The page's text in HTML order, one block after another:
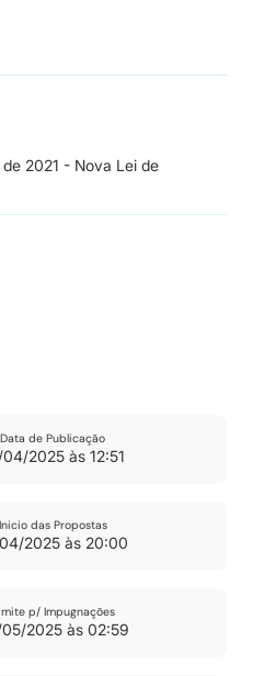
de 2021 - Nova Lei de
Data de Publicação
2025 às 12:51
Inicio das Propostas
2025 às 20:00
p/ Impugnações
2025 às 02:59